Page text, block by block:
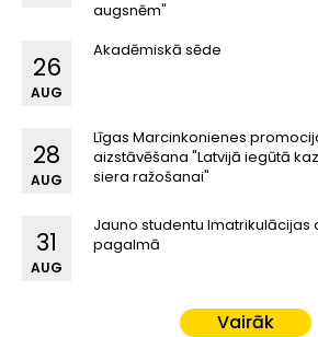
augsnēm"
Akadēmiskā sēde
26
AUG
Līgas Marcinkonienes
aizstāvēšana "Latvijā iegūtā
siera ražošanai"
28
AUG
Jauno studentu Imatrikulācijas
pagalmā
31
AUG
Vairāk